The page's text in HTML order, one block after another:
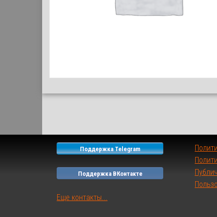
Поддержка Telegram
Поддержка ВКонтакте
Еще контакты...